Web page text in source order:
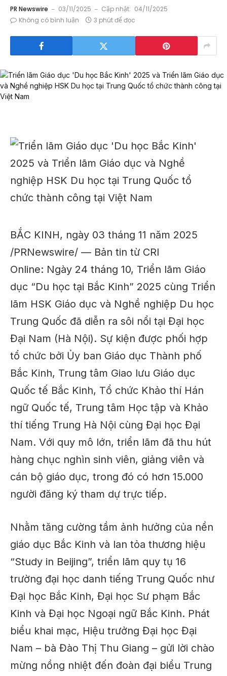
PR Newswire 03/11/2025 Cập nhật: 04/11/2025
Không có bình luận
3 phút để đọc
BẮC KINH, ngày 03 tháng 11 năm 2025
/PRNewswire/ — Bản tin từ CRI
Online: Ngày 24 tháng 10, Triển lãm Giáo
dục “Du học tại Bắc Kinh” 2025 cùng Triển
lãm HSK Giáo dục và Nghề nghiệp Du học
Trung Quốc đã diễn ra sôi nổi tại Đại học
Đại Nam (Hà Nội). Sự kiện được phối hợp
tổ chức bởi Ủy ban Giáo dục Thành phố
Bắc Kinh, Trung tâm Giao lưu Giáo dục
Quốc tế Bắc Kinh, Tổ chức Khảo thí Hán
ngữ Quốc tế, Trung tâm Học tập và Khảo
thí tiếng Trung Hà Nội cùng Đại học Đại
Nam. Với quy mô lớn, triển lãm đã thu hút
hàng chục nghìn sinh viên, giảng viên và
cán bộ giáo dục, trong đó có hơn 15.000
người đăng ký tham dự trực tiếp.
Nhằm tăng cường tầm ảnh hưởng của nền
giáo dục Bắc Kinh và lan tỏa thương hiệu
“Study in Beijing”, triển lãm quy tụ 16
trường đại học danh tiếng Trung Quốc như
Đại học Bắc Kinh, Đại học Sư phạm Bắc
Kinh và Đại học Ngoại ngữ Bắc Kinh. Phát
biểu khai mạc, Hiệu trưởng Đại học Đại
Nam – bà Đào Thị Thu Giang – gửi lời chào
mừng nồng nhiệt đến đoàn đại biểu Trung